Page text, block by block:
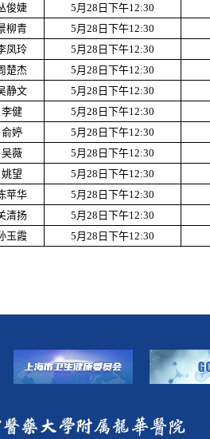
俊婕 5月28日下午12:30
柳青 5月28日下午12:30
凤玲 5月28日下午12:30
楚杰 5月28日下午12:30
静文 5月28日下午12:30
李健 5月28日下午12:30
俞婷 5月28日下午12:30
吴薇 5月28日下午12:30
姚望 5月28日下午12:30
苹华 5月28日下午12:30
清扬 5月28日下午12:30
玉霞 5月28日下午12:30